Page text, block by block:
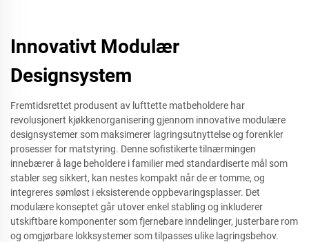
Innovativt Modulær
Designsystem
Fremtidsrettet produsent av lufttette matbeholdere har
revolusjonert kjøkkenorganisering gjennom innovative modulære
designsystemer som maksimerer lagringsutnyttelse og forenkler
prosesser for matstyring. Denne sofistikerte tilnærmingen
innebærer å lage beholdere i familier med standardiserte mål som
stabler seg sikkert, kan nestes kompakt når de er tomme, og
integreres sømløst i eksisterende oppbevaringsplasser. Det
modulære konseptet går utover enkel stabling og inkluderer
utskiftbare komponenter som fjernebare inndelinger, justerbare rom
og omgjørbare lokksystemer som tilpasses ulike lagringsbehov.